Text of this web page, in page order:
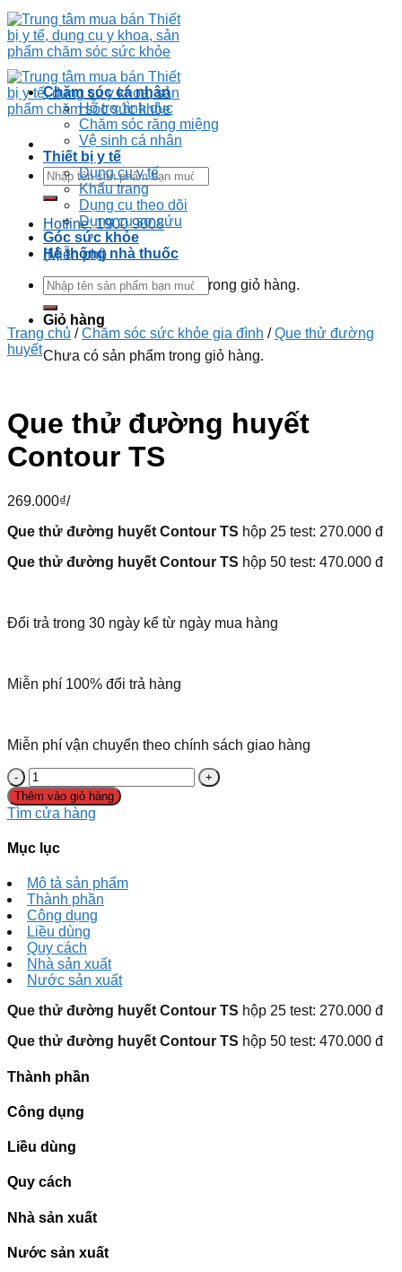
Hotline: 1900 9008
(Miễn phí)
Chưa có sản phẩm trong giỏ hàng.
Giỏ hàng
Chưa có sản phẩm trong giỏ hàng.
Chăm sóc cá nhân
Hỗ trợ tình dục
Chăm sóc răng miệng
Vệ sinh cá nhân
Thiết bị y tế
Dụng cụ y tế
Khẩu trang
Dụng cụ theo dõi
Dụng cụ sơ cứu
Góc sức khỏe
Hệ thống nhà thuốc
Trang chủ / Chăm sóc sức khỏe gia đình / Que thử đường
huyết
Que thử đường huyết
Contour TS
269.000₫/
Que thử đường huyết Contour TS hộp 25 test: 270.000 đ
Que thử đường huyết Contour TS hộp 50 test: 470.000 đ
Đổi trả trong 30 ngày kể từ ngày mua hàng
Miễn phí 100% đổi trả hàng
Miễn phí vận chuyển theo chính sách giao hàng
Thêm vào giỏ hàng
Tìm cửa hàng
Mục lục
Mô tả sản phẩm
Thành phần
Công dụng
Liều dùng
Quy cách
Nhà sản xuất
Nước sản xuất
Que thử đường huyết Contour TS hộp 25 test: 270.000 đ
Que thử đường huyết Contour TS hộp 50 test: 470.000 đ
Thành phần
Công dụng
Liều dùng
Quy cách
Nhà sản xuất
Nước sản xuất